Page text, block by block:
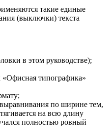
такие единые
(выключки) текста
в этом руководстве);
«Офисная типографика»
по ширине тем,
на всю длину
полностью ровный